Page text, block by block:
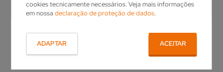
cookies tecnicamente necessários. Veja mais informações
em nossadeclaração de proteção de dados.
ADAPTAR ACEITAR
Tem questões sobre a VOLLMER? Deseja mais
uma oferta individual? Basta nos telefonar!